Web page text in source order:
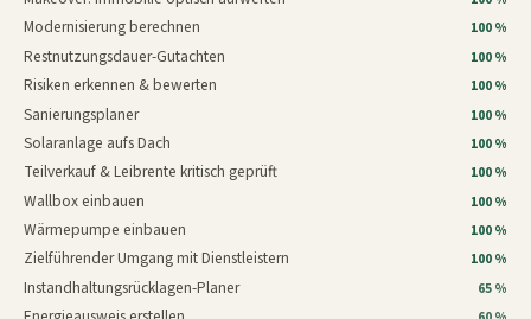
Modernisierung berechnen 100 %
Restnutzungsdauer-Gutachten 100 %
Risiken erkennen & bewerten 100 %
Sanierungsplaner 100 %
Solaranlage aufs Dach 100 %
Teilverkauf & Leibrente kritisch geprüft 100 %
Wallbox einbauen 100 %
Wärmepumpe einbauen 100 %
Zielführender Umgang mit Dienstleistern 100 %
Instandhaltungsrücklagen-Planer 65 %